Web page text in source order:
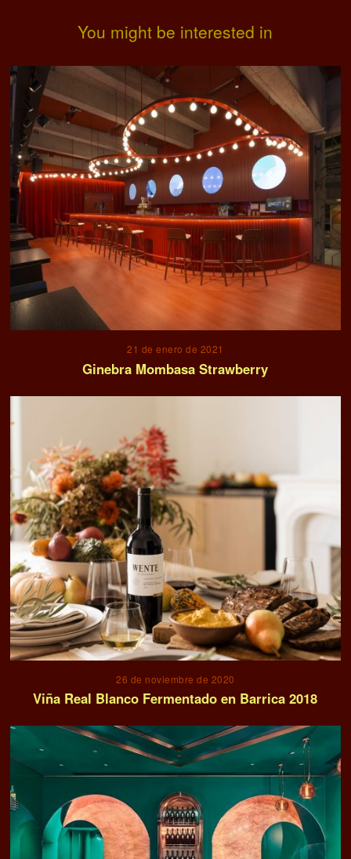
You might be interested in
21 de enero de 2021
Ginebra Mombasa Strawberry
26 de noviembre de 2020
Viña Real Blanco Fermentado en Barrica 2018